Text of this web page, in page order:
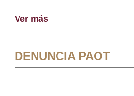
Ver más
DENUNCIA PAOT